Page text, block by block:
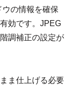
ウの情報を確保
効です。JPEG
調補正の設定が
ま仕上げる必要